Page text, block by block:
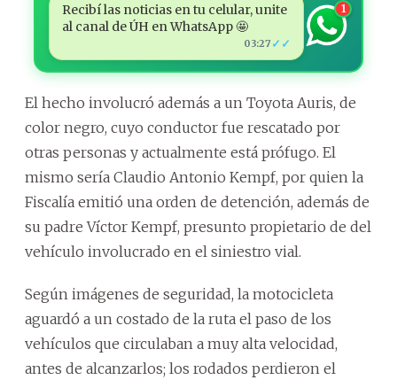
Recibí las noticias en tu celular, unite
al canal de ÚH en WhatsApp 🤩
03:27 ✓✓
1
El hecho involucró además a un Toyota Auris, de
color negro, cuyo conductor fue rescatado por
otras personas y actualmente está prófugo. El
mismo sería Claudio Antonio Kempf, por quien la
Fiscalía emitió una orden de detención, además de
su padre Víctor Kempf, presunto propietario de del
vehículo involucrado en el siniestro vial.
Según imágenes de seguridad, la motocicleta
aguardó a un costado de la ruta el paso de los
vehículos que circulaban a muy alta velocidad,
antes de alcanzarlos; los rodados perdieron el